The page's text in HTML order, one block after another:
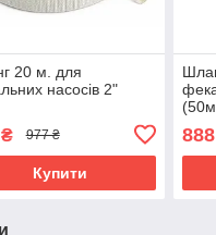
20 м. для
насосів 2"
977 ₴
Купити
888